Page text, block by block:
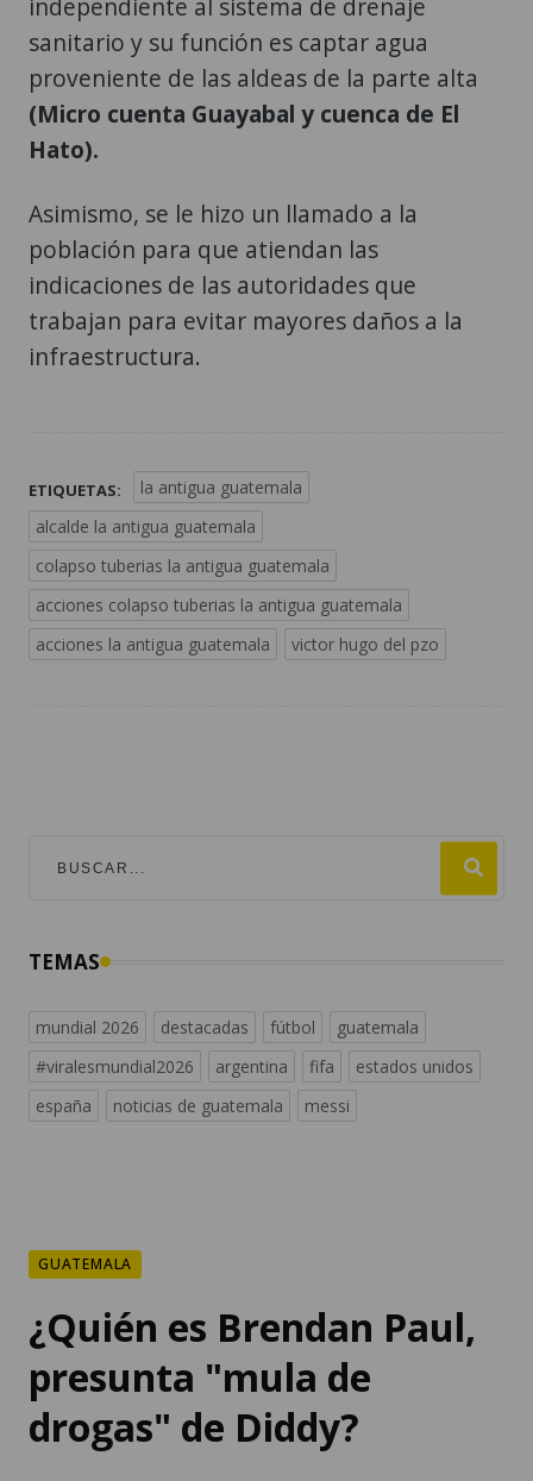
independiente al sistema de drenaje
sanitario y su función es captar agua
proveniente de las aldeas de la parte alta
(Micro cuenta Guayabal y cuenca de El
Hato).
Asimismo, se le hizo un llamado a la
población para que atiendan las
indicaciones de las autoridades que
trabajan para evitar mayores daños a la
infraestructura.
ETIQUETAS:
la antigua guatemala
alcalde la antigua guatemala
colapso tuberias la antigua guatemala
acciones colapso tuberias la antigua guatemala
acciones la antigua guatemala
victor hugo del pzo
TEMAS
mundial 2026 destacadas fútbol
guatemala
#viralesmundial2026
argentina fifa
estados unidos
españa
noticias de guatemala messi
GUATEMALA
¿Quién es Brendan Paul,
presunta "mula de
drogas" de Diddy?